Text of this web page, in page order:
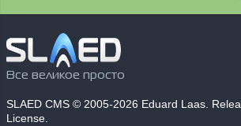
Все великое просто
SLAED CMS © 2005-2026 Eduard Laas.
License.